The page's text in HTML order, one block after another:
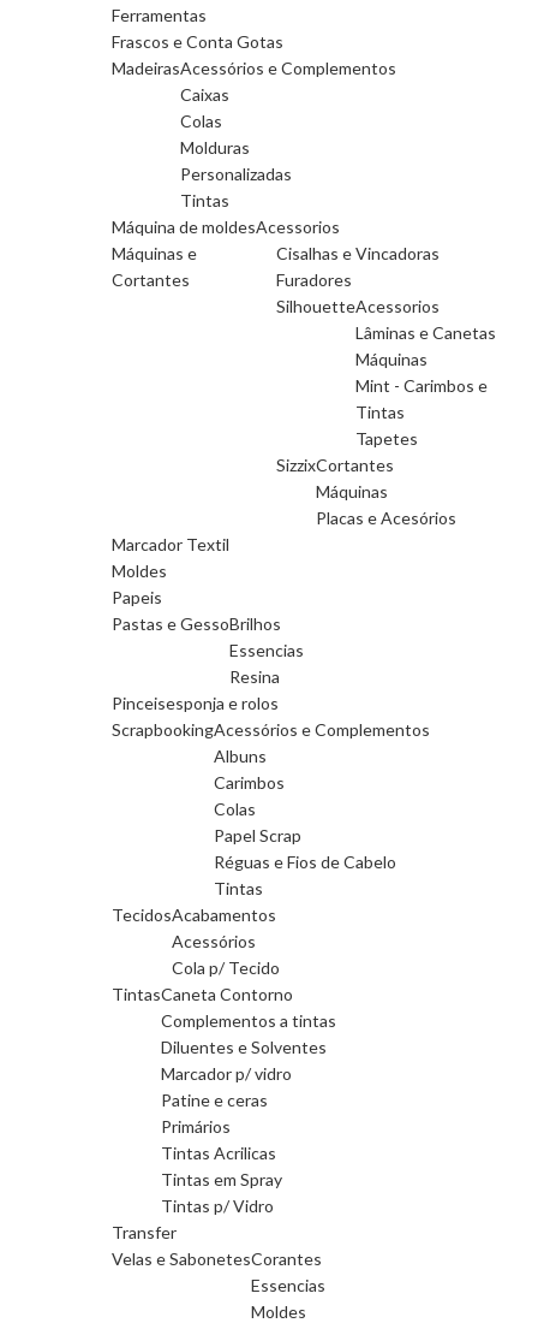
Ferramentas
Frascos e Conta Gotas
MadeirasAcessórios e Complementos
Caixas
Colas
Molduras
Personalizadas
Tintas
Máquina de moldesAcessorios
Máquinas e
Cortantes
Cisalhas e Vincadoras
Furadores
SilhouetteAcessorios
Lâminas e Canetas
Máquinas
Mint - Carimbos e
Tintas
Tapetes
SizzixCortantes
Máquinas
Placas e Acesórios
Marcador Textil
Moldes
Papeis
Pastas e GessoBrilhos
Essencias
Resina
Pinceisesponja e rolos
ScrapbookingAcessórios e Complementos
Albuns
Carimbos
Colas
Papel Scrap
Réguas e Fios de Cabelo
Tintas
TecidosAcabamentos
Acessórios
Cola p/ Tecido
TintasCaneta Contorno
Complementos a tintas
Diluentes e Solventes
Marcador p/ vidro
Patine e ceras
Primários
Tintas Acrilicas
Tintas em Spray
Tintas p/ Vidro
Transfer
Velas e SabonetesCorantes
Essencias
Moldes